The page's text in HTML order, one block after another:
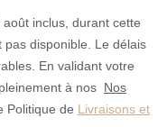
inclus, durant cette
pas disponible. Le délais
En validant votre
à nos Nos
Politique de Livraisons et